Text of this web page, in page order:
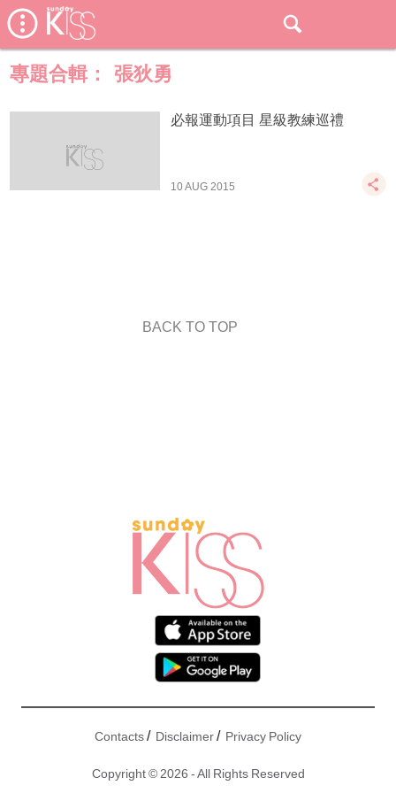
專題合輯： 張狄勇
必報運動項目 星級教練巡禮
10 AUG 2015
BACK TO TOP
Contacts/ Disclaimer/ Privacy Policy
Copyright © 2026 - All Rights Reserved